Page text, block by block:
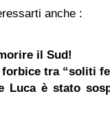
anche :
il Sud!
tra “soliti
Luca è stato